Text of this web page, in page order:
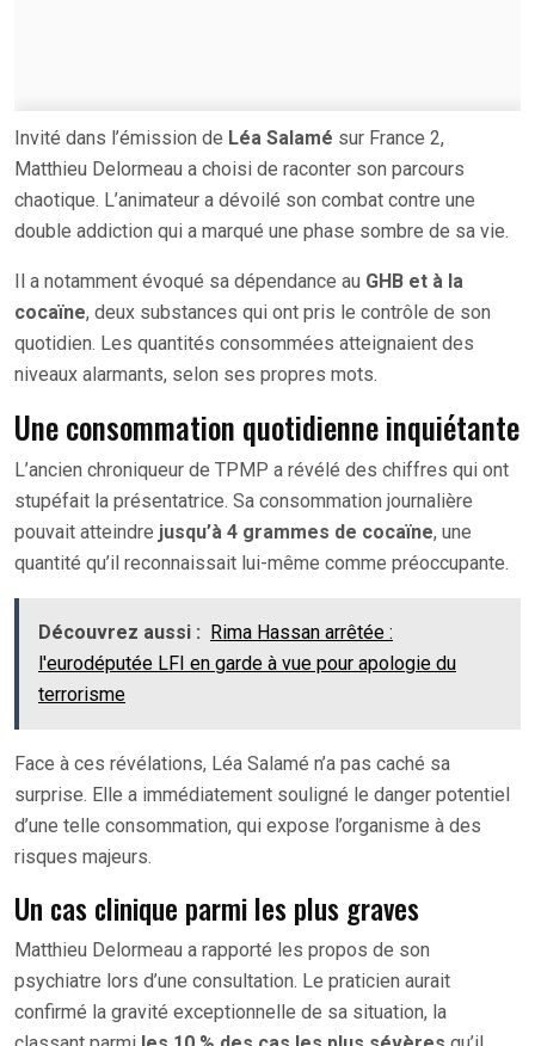
Invité dans l’émission de Léa Salamé sur France 2,
Matthieu Delormeau a choisi de raconter son parcours
chaotique. L’animateur a dévoilé son combat contre une
double addiction qui a marqué une phase sombre de sa vie.
Il a notamment évoqué sa dépendance au GHB et à la
cocaïne, deux substances qui ont pris le contrôle de son
quotidien. Les quantités consommées atteignaient des
niveaux alarmants, selon ses propres mots.
Une consommation quotidienne inquiétante
L’ancien chroniqueur de TPMP a révélé des chiffres qui ont
stupéfait la présentatrice. Sa consommation journalière
pouvait atteindre jusqu’à 4 grammes de cocaïne, une
quantité qu’il reconnaissait lui-même comme préoccupante.
Découvrez aussi :
Rima Hassan arrêtée :
l'eurodéputée LFI en garde à vue pour apologie du
terrorisme
Face à ces révélations, Léa Salamé n’a pas caché sa
surprise. Elle a immédiatement souligné le danger potentiel
d’une telle consommation, qui expose l’organisme à des
risques majeurs.
Un cas clinique parmi les plus graves
Matthieu Delormeau a rapporté les propos de son
psychiatre lors d’une consultation. Le praticien aurait
confirmé la gravité exceptionnelle de sa situation, la